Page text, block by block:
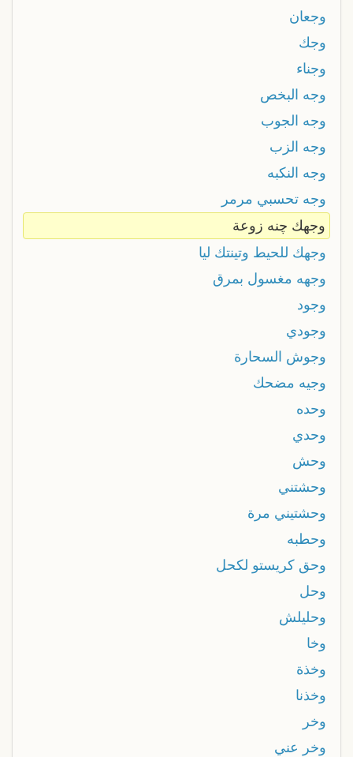
وجعان
وجك
وجناء
وجه البخص
وجه الجوب
وجه الزب
وجه النكبه
وجه تحسبي مرمر
وجهك چنه زوعة
وجهك للحيط وتينتك ليا
وجهه مغسول بمرق
وجود
وجودي
وجوش السحارة
وجيه مضحك
وحده
وحدي
وحش
وحشتني
وحشتيني مرة
وحطبه
وحق كريستو لكحل
وحل
وحليلش
وخا
وخذة
وخذنا
وخر
وخر عني